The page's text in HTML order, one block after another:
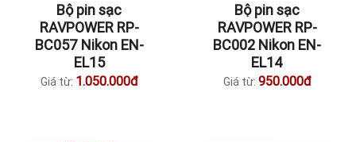
Bộ pin sạc
RAVPOWER RP-
BC057 Nikon EN-
EL15
Giá từ: 1.050.000đ
Bộ pin sạc
RAVPOWER RP-
BC002 Nikon EN-
EL14
Giá từ: 950.000đ